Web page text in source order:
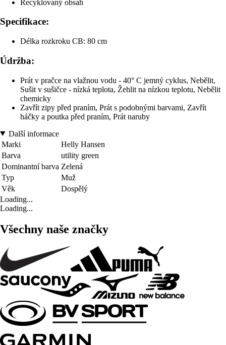
Recyklovaný obsah
Specifikace:
Délka rozkroku CB: 80 cm
Údržba:
Prát v pračce na vlažnou vodu - 40° C jemný cyklus, Nebělit,
Sušit v sušičce - nízká teplota, Žehlit na nízkou teplotu, Nebělit
chemicky
Zavřít zipy před praním, Prát s podobnými barvami, Zavřít
háčky a poutka před praním, Prát naruby
Další informace
Marki
Helly Hansen
Barva
utility green
Dominantní barva Zelená
Typ
Muž
Věk
Dospělý
Loading...
Loading...
Všechny naše značky